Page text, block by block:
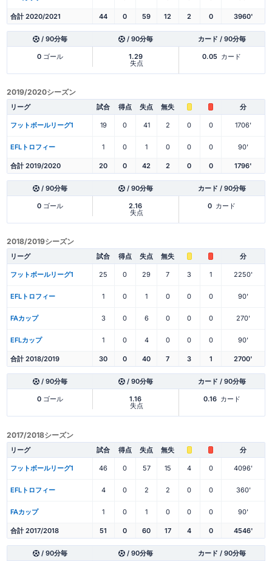
合計 2020/2021 44 0 59 12 2 0 3960'
/ 90分毎 / 90分毎 カード / 90分毎
0ゴール 1.29
失点
0.05 カード
2019/2020シーズン
リーグ 試合 得点 失点 無失 分
フットボールリーグ1 19 0 41 2 0 0 1706'
EFLトロフィー 1 0 1 0 0 0 90'
合計 2019/2020 20 0 42 2 0 0 1796'
/ 90分毎 / 90分毎 カード / 90分毎
0ゴール 2.16
失点
0 カード
2018/2019シーズン
リーグ 試合 得点 失点 無失 分
フットボールリーグ1 25 0 29 7 3 1 2250'
EFLトロフィー 1 0 1 0 0 0 90'
FAカップ 3 0 6 0 0 0 270'
EFLカップ 1 0 4 0 0 0 90'
合計 2018/2019 30 0 40 7 3 1 2700'
/ 90分毎 / 90分毎 カード / 90分毎
0ゴール 1.16
失点
0.16 カード
2017/2018シーズン
リーグ 試合 得点 失点 無失 分
フットボールリーグ1 46 0 57 15 4 0 4096'
EFLトロフィー 4 0 2 2 0 0 360'
FAカップ 1 0 1 0 0 0 90'
合計 2017/2018 51 0 60 17 4 0 4546'
/ 90分毎 / 90分毎 カード / 90分毎